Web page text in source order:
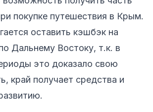
покупке путешествия в Крым.
оставить кэшбэк на
Дальнему Востоку, т.к. в
это доказало свою
край получает средства и